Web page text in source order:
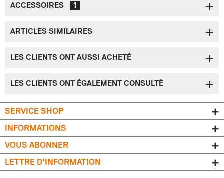
ACCESSOIRES 1
ARTICLES SIMILAIRES
LES CLIENTS ONT AUSSI ACHETÉ
LES CLIENTS ONT ÉGALEMENT CONSULTÉ
SERVICE SHOP
INFORMATIONS
VOUS ABONNER
LETTRE D'INFORMATION